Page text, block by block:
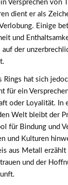
Versprechen von
dient er als
Einige
und
auf der
Rings hat sich
für ein
oder Loyalität. In
Welt bleibt der
für Bindung und
und Kulturen
aus Metall erzählt
und der